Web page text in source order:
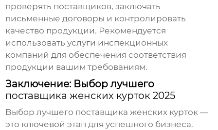
проверять поставщиков, заключать
письменные договоры и контролировать
качество продукции. Рекомендуется
использовать услуги инспекционных
компаний для обеспечения соответствия
продукции вашим требованиям.
Заключение: Выбор лучшего
поставщика женских курток 2025
Выбор лучшего поставщика женских курток —
это ключевой этап для успешного бизнеса.